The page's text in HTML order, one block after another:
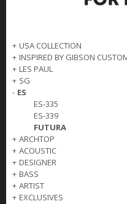
+ USA COLLECTION
+ INSPIRED BY GIBSON
+ LES PAUL
+ SG
- ES
ES-335
ES-339
FUTURA
+ ARCHTOP
+ ACOUSTIC
+ DESIGNER
+ BASS
+ ARTIST
+ EXCLUSIVES